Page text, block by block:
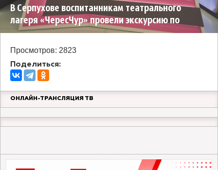
В Серпухове воспитанникам театрального
лагеря «ЧересЧур» провели экскурсию по
редакции телеканала ОТВ Серпухов
Просмотров: 2823
Поделиться:
ОНЛАЙН-ТРАНСЛЯЦИЯ ТВ